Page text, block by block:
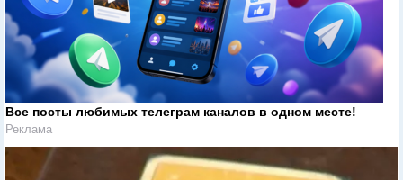
Все посты любимых телеграм каналов в одном месте!
Реклама